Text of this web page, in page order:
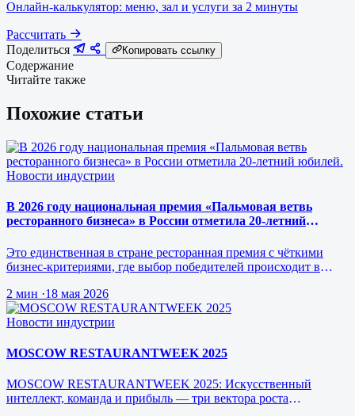
Онлайн-калькулятор: меню, зал и услуги за 2 минуты
Рассчитать
Поделиться
Копировать ссылку
Содержание
Читайте также
Похожие статьи
Новости индустрии
В 2026 году национальная премия «Пальмовая ветвь
ресторанного бизнеса» в России отметила 20-летний
Это единственная в стране ресторанная премия с чёткими
бизнес-критериями, где выбор победителей происходит в
2 мин ·18 мая 2026
Новости индустрии
MOSCOW RESTAURANTWEEK 2025
MOSCOW RESTAURANTWEEK 2025: Искусственный
интеллект, команда и прибыль — три вектора роста